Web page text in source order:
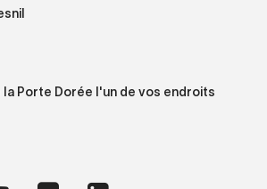
la Porte Dorée l'un de vos endroits